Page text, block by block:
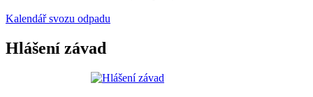
Kalendář svozu odpadu
Hlášení závad